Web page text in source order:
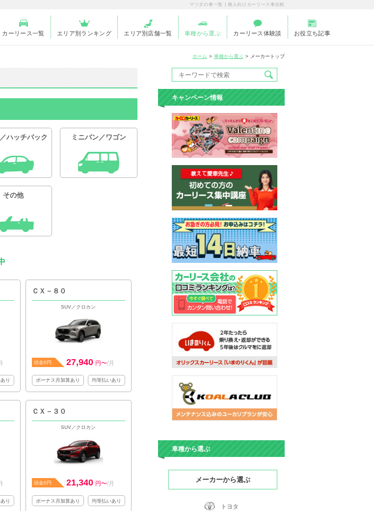
マツダの車一覧 | 個人向けカーリース車比較
カーリース一覧 エリア別ランキング エリア別店舗一覧 車種から選ぶ カーリース体験談 お役立ち記事
ホーム 車種から選ぶ メーカートップ
ハッチバック ミニバン／ワゴン
その他
り
ＣＸ－８０
SUV／クロカン
頭金0円 27,940 円〜/月
ボーナス月加算あり 均等払いあり
り
ＣＸ－３０
SUV／クロカン
頭金0円 21,340 円〜/月
ボーナス月加算あり 均等払いあり
キャンペーン情報
車種から選ぶ
メーカーから選ぶ
トヨタ